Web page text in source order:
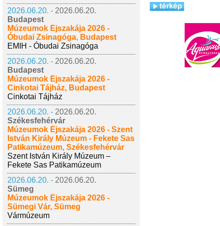
2026.06.20. - 2026.06.20.
Budapest
Múzeumok Éjszakája 2026 -
Óbudai Zsinagóga, Budapest
EMIH - Óbudai Zsinagóga
2026.06.20. - 2026.06.20.
Budapest
Múzeumok Éjszakája 2026 -
Cinkotai Tájház, Budapest
Cinkotai Tájház
2026.06.20. - 2026.06.20.
Székesfehérvár
Múzeumok Éjszakája 2026 - Szent
István Király Múzeum - Fekete Sas
Patikamúzeum, Székesfehérvár
Szent István Király Múzeum –
Fekete Sas Patikamúzeum
2026.06.20. - 2026.06.20.
Sümeg
Múzeumok Éjszakája 2026 -
Sümegi Vár, Sümeg
Vármúzeum